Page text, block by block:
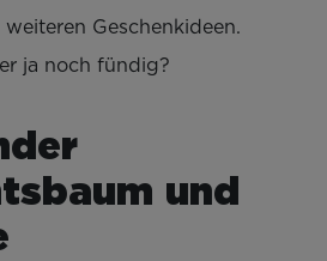
Geschenkideen.
ja noch fündig?
und